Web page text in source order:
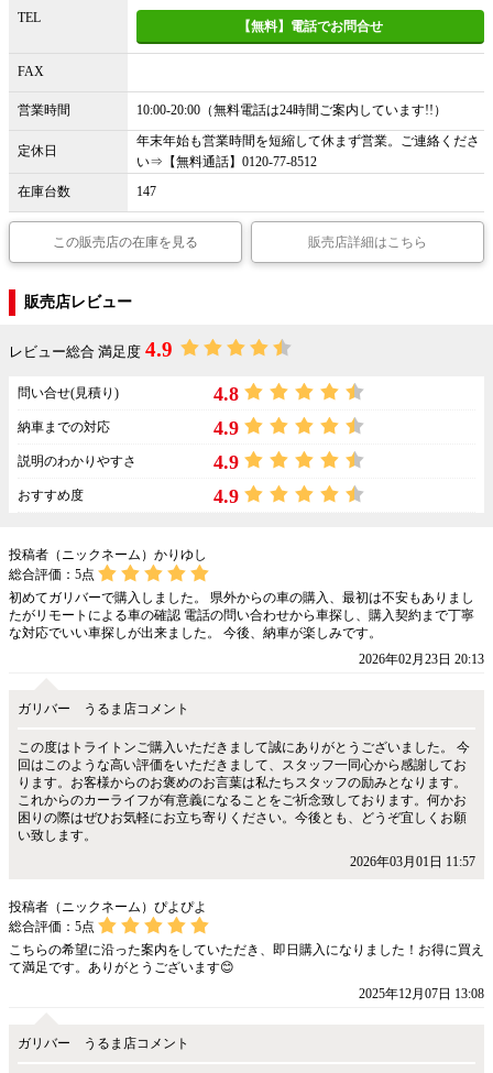
TEL
【無料】電話でお問合せ
FAX
営業時間 10:00-20:00（無料電話は24時間ご案内しています!!）
定休日
年末年始も営業時間を短縮して休まず営業。ご連絡くださ
い⇒【無料通話】0120-77-8512
在庫台数
147
この販売店の在庫を見る 販売店詳細はこちら
販売店レビュー
レビュー総合 満足度 4.9
問い合せ(見積り) 4.8
納車までの対応 4.9
説明のわかりやすさ 4.9
おすすめ度 4.9
投稿者（ニックネーム）かりゆし
総合評価： 5点
初めてガリバーで購入しました。 県外からの車の購入、最初は不安もありまし
たがリモートによる車の確認 電話の問い合わせから車探し、購入契約まで丁寧
な対応でいい車探しが出来ました。 今後、納車が楽しみです。
2026年02月23日 20:13
ガリバー うるま店コメント
この度はトライトンご購入いただきまして誠にありがとうございました。 今
回はこのような高い評価をいただきまして、スタッフ一同心から感謝してお
ります。お客様からのお褒めのお言葉は私たちスタッフの励みとなります。
これからのカーライフが有意義になることをご祈念致しております。何かお
困りの際はぜひお気軽にお立ち寄りください。今後とも、どうぞ宜しくお願
い致します。
2026年03月01日 11:57
投稿者（ニックネーム）ぴよぴよ
総合評価： 5点
こちらの希望に沿った案内をしていただき、即日購入になりました！お得に買え
て満足です。ありがとうございます😊
2025年12月07日 13:08
ガリバー うるま店コメント